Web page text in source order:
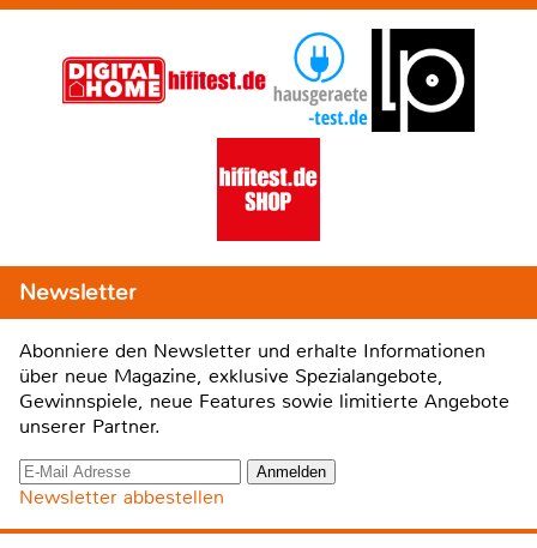
Newsletter
Abonniere den Newsletter und erhalte Informationen
über neue Magazine, exklusive Spezialangebote,
Gewinnspiele, neue Features sowie limitierte Angebote
unserer Partner.
Newsletter abbestellen